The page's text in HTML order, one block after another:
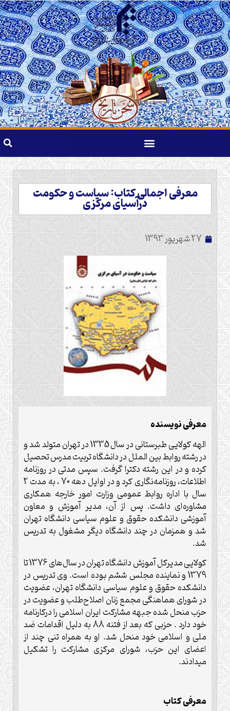
معرفی اجمالی کتاب: سیاست و حکومت
درآسیای مرکزی
27 شهریور 1393
معرفی نویسنده
الهه کولایی طبرستانی در سال 1335 در تهران متولد شد و
در رشته روابط بین الملل در دانشگاه تربیت مدرس تحصیل
کرده و در این رشته دکترا گرفت. سپس مدتی در روزنامه
اطلاعات، روزنامه‌نگاری کرد و در اوایل دهه 70 ، به مدت 2
سال با اداره روابط عمومی وزارت امور خارجه همکاری
مشاوره‌ای داشت. پس از آن، مدیر آموزش و معاون
آموزشی دانشکده حقوق و علوم سیاسی دانشگاه تهران
شد و همزمان در چند دانشگاه دیگر مشغول به تدریس
شد.
کولایی مدیرکل آموزش دانشگاه تهران در سال‌های 1376 تا
1379 و نماینده مجلس ششم بوده است. وی تدریس در
دانشکده حقوق و علوم سیاسی دانشگاه تهران، عضویت
در شورای هماهنگی مجمع زنان اصلاح‌طلب و عضویت در
حزب منحل شده جبهه مشارکت ایران اسلامی را درکارنامه
خود دارد . حزبی که بعد از فتنه 88 به دلیل اقدامات ضد
ملی و اسلامی خود منحل شد. او به همراه تنی چند از
اعضای این حزب، شورای مرکزی مشارکت را تشکیل
می‏دادند.
معرفی کتاب